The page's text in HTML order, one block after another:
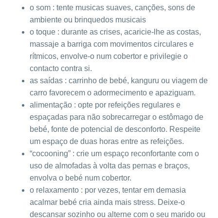
o som : tente musicas suaves, canções, sons de
ambiente ou brinquedos musicais
o toque : durante as crises, acaricie-lhe as costas,
massaje a barriga com movimentos circulares e
rítmicos, envolve-o num cobertor e privilegie o
contacto contra si.
as saídas : carrinho de bebé, kanguru ou viagem de
carro favorecem o adormecimento e apaziguam.
alimentação : opte por refeições regulares e
espaçadas para não sobrecarregar o estômago de
bebé, fonte de potencial de desconforto. Respeite
um espaço de duas horas entre as refeições.
“cocooning” : crie um espaço reconfortante com o
uso de almofadas à volta das pernas e braços,
envolva o bebé num cobertor.
o relaxamento : por vezes, tentar em demasia
acalmar bebé cria ainda mais stress. Deixe-o
descansar sozinho ou alterne com o seu marido ou